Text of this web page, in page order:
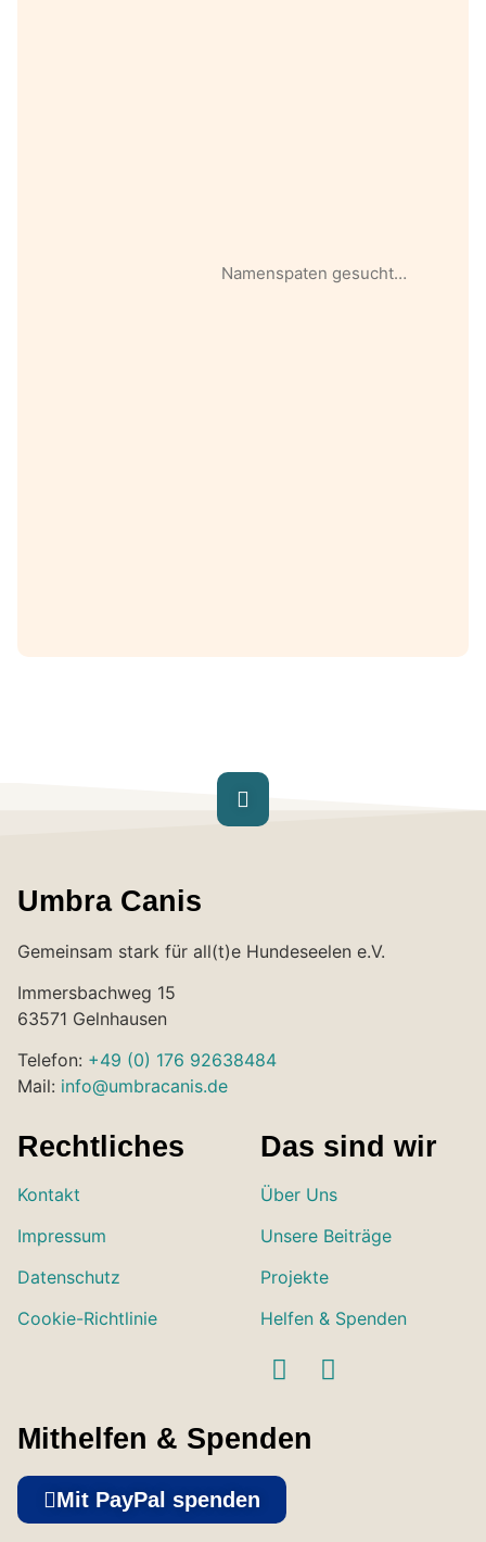
Namenspaten gesucht…
Umbra Canis
Gemeinsam stark für all(t)e Hundeseelen e.V.
Immersbachweg 15
63571 Gelnhausen
Telefon: +49 (0) 176 92638484
Mail: info@umbracanis.de
Rechtliches
Kontakt
Impressum
Datenschutz
Cookie-Richtlinie
Das sind wir
Über Uns
Unsere Beiträge
Projekte
Helfen & Spenden
Mithelfen & Spenden
Mit PayPal spenden